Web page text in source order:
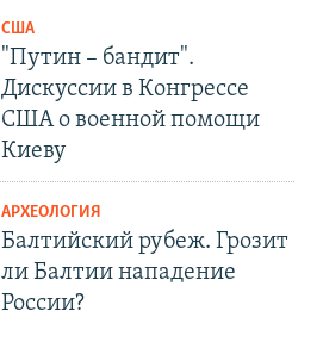
США
"Путин – бандит".
Дискуссии в Конгрессе
США о военной помощи
Киеву
АРХЕОЛОГИЯ
Балтийский рубеж. Грозит
ли Балтии нападение
России?